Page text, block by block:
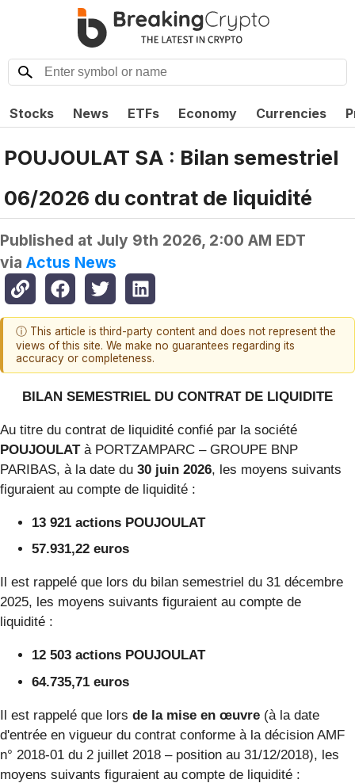
Stocks News ETFs Economy Currencies
POUJOULAT SA : Bilan semestriel
06/2026 du contrat de liquidité
Published at July 9th 2026, 2:00 AM EDT
via Actus News
ⓘ This article is third-party content and does not represent the
views of this site. We make no guarantees regarding its
accuracy or completeness.
BILAN SEMESTRIEL DU CONTRAT DE LIQUIDITE
Au titre du contrat de liquidité confié par la société
POUJOULATà PORTZAMPARC – GROUPE BNP
PARIBAS, à la date du 30 juin 2026, les moyens suivants
figuraient au compte de liquidité :
13 921 actions POUJOULAT
57.931,22 euros
Il est rappelé que lors du bilan semestriel du 31 décembre
2025, les moyens suivants figuraient au compte de
liquidité :
12 503 actions POUJOULAT
64.735,71 euros
Il est rappelé que lors de la mise en œuvre (à la date
d'entrée en vigueur du contrat conforme à la décision AMF
n° 2018-01 du 2 juillet 2018 – position au 31/12/2018), les
moyens suivants figuraient au compte de liquidité :